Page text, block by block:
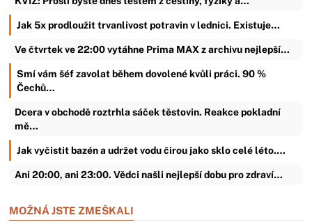
Jak 5x prodloužit trvanlivost potravin v lednici. Existuje…
Ve čtvrtek ve 22:00 vytáhne Prima MAX z archivu nejlepší…
Smí vám šéf zavolat během dovolené kvůli práci. 90 %
Čechů…
Dcera v obchodě roztrhla sáček těstovin. Reakce pokladní
mě…
Jak vyčistit bazén a udržet vodu čirou jako sklo celé léto.…
Ani 20:00, ani 23:00. Vědci našli nejlepší dobu pro zdraví…
MOŽNÁ JSTE ZMEŠKALI